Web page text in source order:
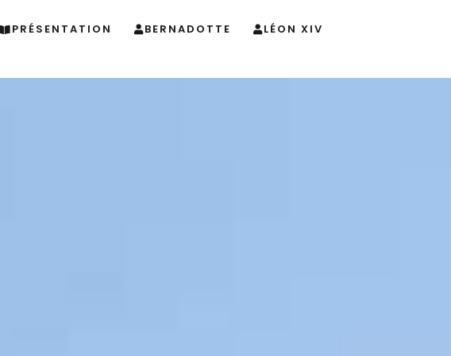
PRÉSENTATION BERNADOTTE
LÉON XIV